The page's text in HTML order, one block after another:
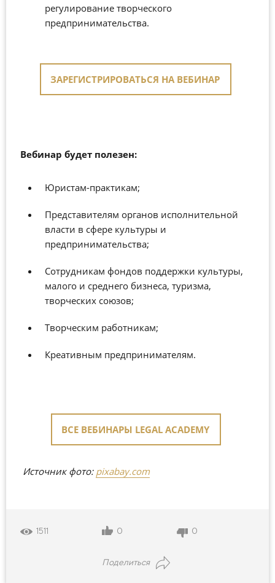
регулирование творческого
предпринимательства.
ЗАРЕГИСТРИРОВАТЬСЯ НА ВЕБИНАР
Вебинар будет полезен:
Юристам-практикам;
Представителям органов исполнительной
власти в сфере культуры и
предпринимательства;
Сотрудникам фондов поддержки культуры,
малого и среднего бизнеса, туризма,
творческих союзов;
Творческим работникам;
Креативным предпринимателям.
ВСЕ ВЕБИНАРЫ LEGAL ACADEMY
Источник фото: pixabay.com
1511 0 0
Поделиться